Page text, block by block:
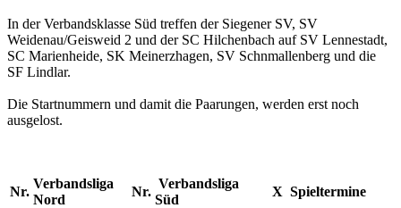
In der Verbandsklasse Süd treffen der Siegener SV, SV
Weidenau/Geisweid 2 und der SC Hilchenbach auf SV Lennestadt,
SC Marienheide, SK Meinerzhagen, SV Schnmallenberg und die
SF Lindlar.
Die Startnummern und damit die Paarungen, werden erst noch
ausgelost.
Nr.
Verbandsliga
Nord
Nr.
Verbandsliga
Süd
X Spieltermine